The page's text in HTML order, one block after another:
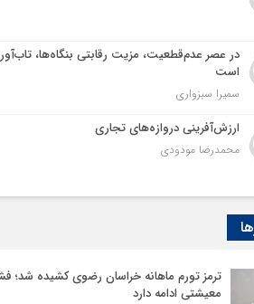
در عصر عدم‌قطعیت، مزیت رقابتی بنگاه‌ها،
است
سمیرا سبزواری
ارزش‌آفرینی دروازه‌های تجاری
محمدرضا مودودی
ترمز تورم ماهانه خراسان رضوی کشیده شد؛
معیشتی ادامه دارد